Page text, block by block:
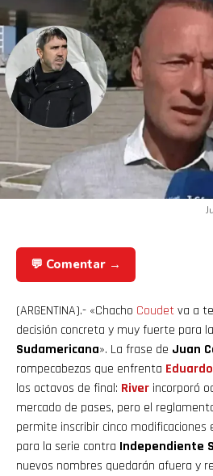
💬 Comentar →
(ARGENTINA).- «Chacho Coudetva a
decisión concreta y muy fuerte para
Sudamericana». La frase de Juan
rompecabezas que enfrenta
los octavos de final: River incorporó
mercado de pases, pero el
permite inscribir cinco
para la serie contra Independiente
nuevos nombres quedarán afuera y